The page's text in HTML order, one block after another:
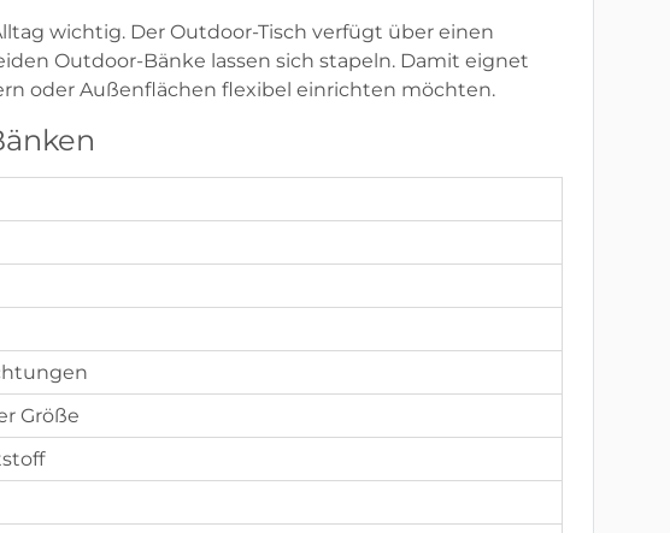
wichtig. Der Outdoor-Tisch verfügt über einen
Outdoor-Bänke lassen sich stapeln. Damit eignet
oder Außenflächen flexibel einrichten möchten.
Größe